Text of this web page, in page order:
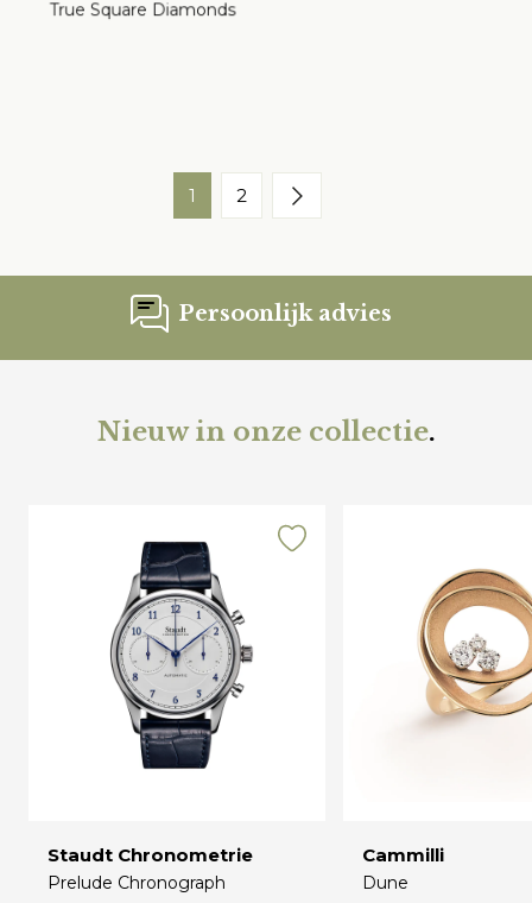
True Square Diamonds
1 2
Persoonlijk advies
Nieuw in onze collectie.
Staudt Chronometrie
Prelude Chronograph
Cammilli
Dune